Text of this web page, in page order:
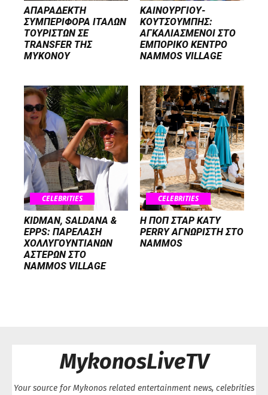
ΑΠΑΡΑΔΕΚΤΗ
ΣΥΜΠΕΡΙΦΟΡΑ ΙΤΑΛΩΝ
ΤΟΥΡΙΣΤΩΝ ΣΕ
TRANSFER ΤΗΣ
ΜΥΚΟΝΟΥ
ΚΑΙΝΟΥΡΓΙΟΥ-
ΚΟΥΤΣΟΥΜΠΗΣ:
ΑΓΚΑΛΙΑΣΜΕΝΟΙ ΣΤΟ
ΕΜΠΟΡΙΚΟ ΚΕΝΤΡΟ
NAMMOS VILLAGE
CELEBRITIES
KIDMAN, SALDANA &
EPPS: ΠΑΡΕΛΑΣΗ
ΧΟΛΛΥΓΟΥΝΤΙΑΝΩΝ
ΑΣΤΕΡΩΝ ΣΤΟ
NAMMOS VILLAGE
CELEBRITIES
H ΠΟΠ ΣΤΑΡ KATY
PERRY ΑΓΝΩΡΙΣΤΗ ΣΤΟ
NAMMOS
MykonosLiveTV
Your source for Mykonos related entertainment news, celebrities